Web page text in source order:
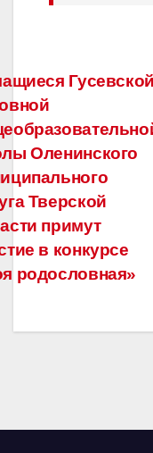
по
Гусевской
Оленинского
Тверской
примут
в конкурсе
родословная»